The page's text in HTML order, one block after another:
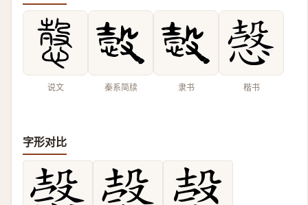
说文 秦系简牍 隶书 楷书
字形对比